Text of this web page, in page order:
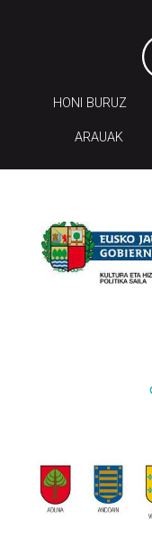
HONI BURUZ
ARAUAK